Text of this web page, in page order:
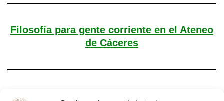
Filosofía para gente corriente en el Ateneo
de Cáceres